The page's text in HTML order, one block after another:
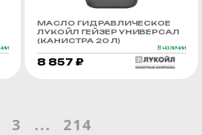
МАСЛО ГИДРАВЛИЧЕСКОЕ
ЛУКОЙЛ ГЕЙЗЕР УНИВЕРСАЛ
(КАНИСТРА 20 Л)
В наличии
8 857 ₽
3 ... 214